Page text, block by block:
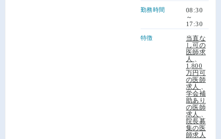
勤務時間
08:30
～
17:30
特徴
当直な
し可の
医師求
人
1,800
万円可
の医師
求人
学会補
助あり
の医師
求人
院長募
集の医
師求人